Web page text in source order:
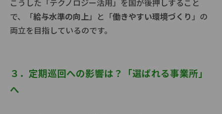
こうした「テクノロジー活用」を国が後押しすること
で、「給与水準の向上」と「働きやすい環境づくり」の
両立を目指しているのです。
３．定期巡回への影響は？「選ばれる事業所」
へ